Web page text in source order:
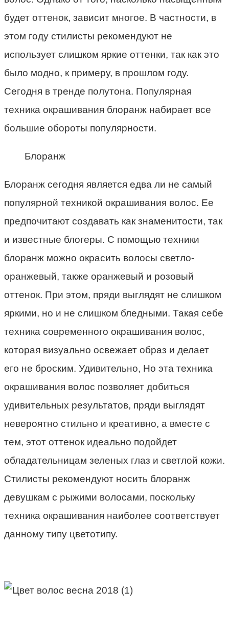
будет оттенок, зависит многое. В частности, в
этом году стилисты рекомендуют не
использует слишком яркие оттенки, так как это
было модно, к примеру, в прошлом году.
Сегодня в тренде полутона. Популярная
техника окрашивания блоранж набирает все
большие обороты популярности.
Блоранж
Блоранж сегодня является едва ли не самый
популярной техникой окрашивания волос. Ее
предпочитают создавать как знаменитости, так
и известные блогеры. С помощью техники
блоранж можно окрасить волосы светло-
оранжевый, также оранжевый и розовый
оттенок. При этом, пряди выглядят не слишком
яркими, но и не слишком бледными. Такая себе
техника современного окрашивания волос,
которая визуально освежает образ и делает
его не броским. Удивительно, Но эта техника
окрашивания волос позволяет добиться
удивительных результатов, пряди выглядят
невероятно стильно и креативно, а вместе с
тем, этот оттенок идеально подойдет
обладательницам зеленых глаз и светлой кожи.
Стилисты рекомендуют носить блоранж
девушкам с рыжими волосами, поскольку
техника окрашивания наиболее соответствует
данному типу цветотипу.